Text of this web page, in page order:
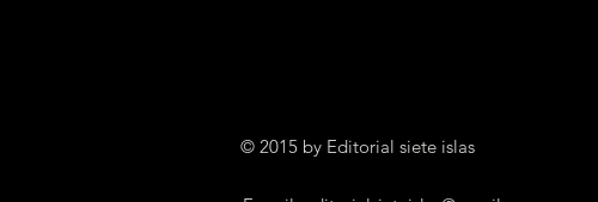
© 2015 by Editorial siete islas